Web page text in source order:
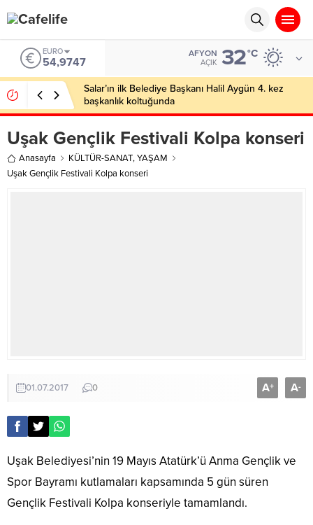
Deneme Bonusu Veren
EURO
54,9747
AFYON
AÇIK 32°C
Salar’ın ilk Belediye Başkanı Halil Aygün 4. kez
başkanlık koltuğunda
Uşak Gençlik Festivali Kolpa konseri
Anasayfa KÜLTÜR-SANAT,YAŞAM
Uşak Gençlik Festivali Kolpa konseri
01.07.2017 0 A+ A-
Uşak Belediyesi’nin 19 Mayıs Atatürk’ü Anma Gençlik ve
Spor Bayramı kutlamaları kapsamında 5 gün süren
Gençlik Festivali Kolpa konseriyle tamamlandı.